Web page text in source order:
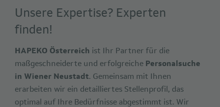
Unsere Expertise? Experten
finden!
HAPEKO Österreich ist Ihr Partner für die
maßgeschneiderte und erfolgreiche Personalsuche
in Wiener Neustadt. Gemeinsam mit Ihnen
erarbeiten wir ein detailliertes Stellenprofil, das
optimal auf Ihre Bedürfnisse abgestimmt ist. Wir